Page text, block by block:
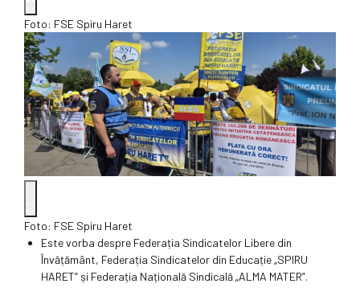
Foto: FSE Spiru Haret
Foto: FSE Spiru Haret
Este vorba despre Federația Sindicatelor Libere din
Învățământ, Federația Sindicatelor din Educație „SPIRU
HARET” și Federația Națională Sindicală „ALMA MATER”.